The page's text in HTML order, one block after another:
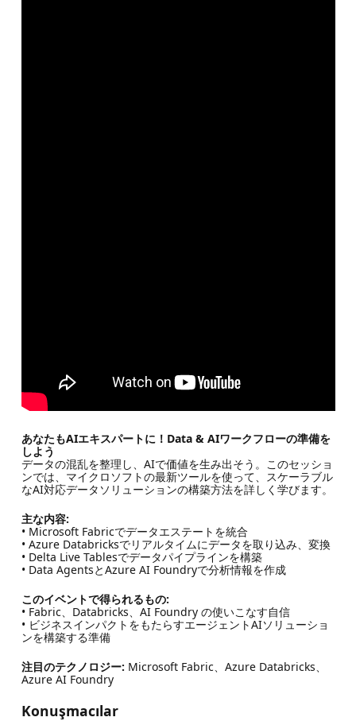
あなたもAIエキスパートに！Data & AIワークフローの準備を
しよう
データの混乱を整理し、AIで価値を生み出そう。このセッショ
ンでは、マイクロソフトの最新ツールを使って、スケーラブル
なAI対応データソリューションの構築方法を詳しく学びます。
主な内容:
• Microsoft Fabricでデータエステートを統合
• Azure Databricksでリアルタイムにデータを取り込み、変換
• Delta Live Tablesでデータパイプラインを構築
• Data AgentsとAzure AI Foundryで分析情報を作成
このイベントで得られるもの:
• Fabric、Databricks、AI Foundry の使いこなす自信
• ビジネスインパクトをもたらすエージェントAIソリューショ
ンを構築する準備
注目のテクノロジー: Microsoft Fabric、Azure Databricks、
Azure AI Foundry
Konuşmacılar